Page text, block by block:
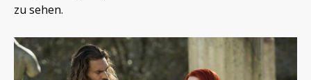
zu sehen.